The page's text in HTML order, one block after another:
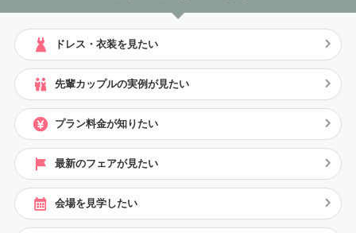
ドレス・衣装を見たい
先輩カップルの実例が見たい
プラン料金が知りたい
最新のフェアが見たい
会場を見学したい